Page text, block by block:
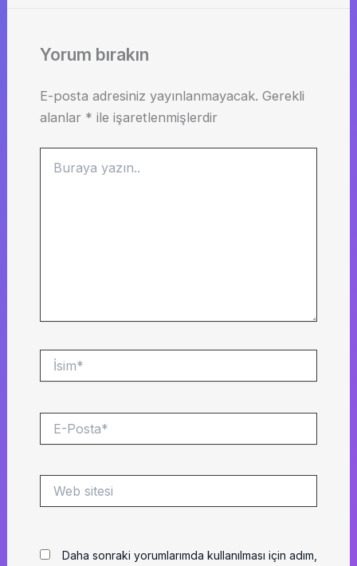
Yorum bırakın
E-posta adresiniz yayınlanmayacak. Gerekli
alanlar * ile işaretlenmişlerdir
yazın..
İsim*
Posta*
sitesi
Daha sonraki yorumlarımda kullanılması için adım,